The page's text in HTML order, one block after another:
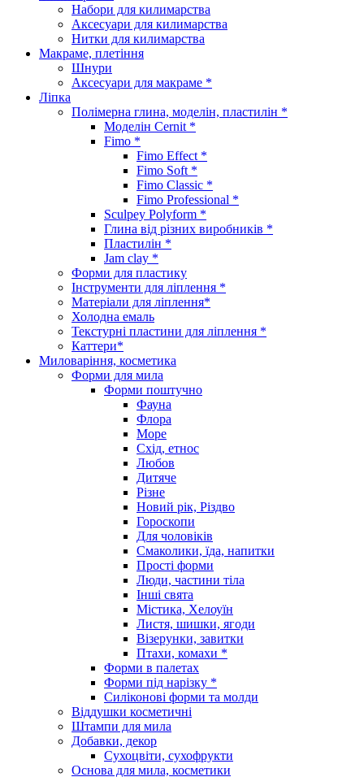
Набори для килимарства
Аксесуари для килимарства
Нитки для килимарства
Макраме, плетіння
Шнури
Аксесуари для макраме *
Ліпка
Полімерна глина, моделін, пластилін *
Моделін Cernit *
Fimo *
Fimo Effect *
Fimo Soft *
Fimo Classic *
Fimo Professional *
Sculpey Polyform *
Глина від різних виробників *
Пластилін *
Jam clay *
Форми для пластику
Інструменти для ліплення *
Матеріали для ліплення*
Холодна емаль
Текстурні пластини для ліплення *
Каттери*
Миловаріння, косметика
Форми для мила
Форми поштучно
Фауна
Флора
Море
Схід, етнос
Любов
Дитяче
Різне
Новий рік, Різдво
Гороскопи
Для чоловіків
Смаколики, їда, напитки
Прості форми
Люди, частини тіла
Інші свята
Містика, Хелоуїн
Листя, шишки, ягоди
Візерунки, завитки
Птахи, комахи *
Форми в палетах
Форми під нарізку *
Силіконові форми та молди
Віддушки косметичні
Штампи для мила
Добавки, декор
Сухоцвіти, сухофрукти
Основа для мила, косметики